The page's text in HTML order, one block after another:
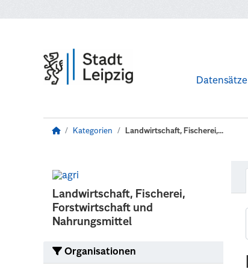
Datensätze
Kategorien Landwirtschaft, Fischerei,...
Landwirtschaft, Fischerei,
Forstwirtschaft und
Nahrungsmittel
Organisationen